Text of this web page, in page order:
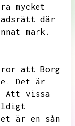
mycket
där
mark.
att Borg
Det är
Att vissa
är en sån